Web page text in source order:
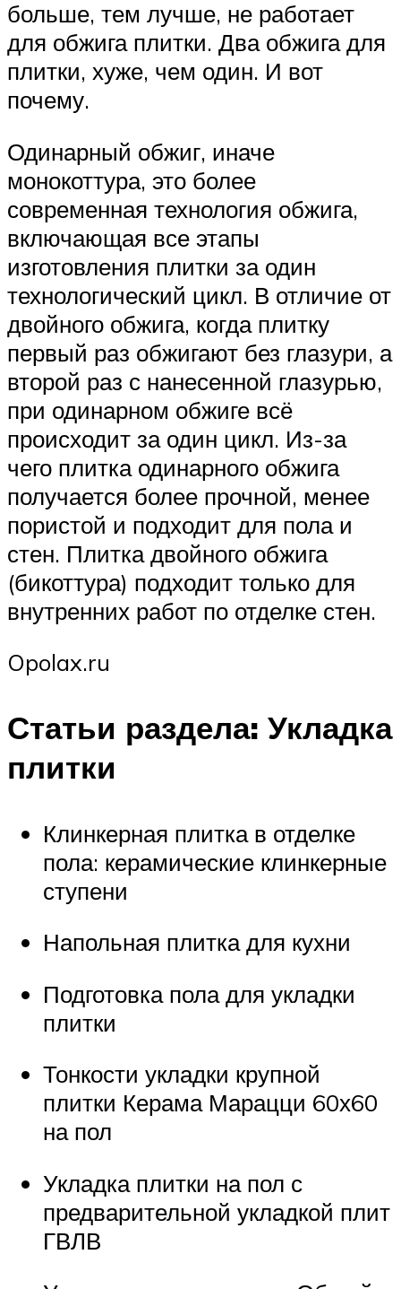
больше, тем лучше, не работает
для обжига плитки. Два обжига для
плитки, хуже, чем один. И вот
почему.
Одинарный обжиг, иначе
монокоттура, это более
современная технология обжига,
включающая все этапы
изготовления плитки за один
технологический цикл. В отличие от
двойного обжига, когда плитку
первый раз обжигают без глазури, а
второй раз с нанесенной глазурью,
при одинарном обжиге всё
происходит за один цикл. Из-за
чего плитка одинарного обжига
получается более прочной, менее
пористой и подходит для пола и
стен. Плитка двойного обжига
(бикоттура) подходит только для
внутренних работ по отделке стен.
Opolax.ru
Статьи раздела: Укладка
плитки
Клинкерная плитка в отделке
пола: керамические клинкерные
ступени
Напольная плитка для кухни
Подготовка пола для укладки
плитки
Тонкости укладки крупной
плитки Керама Марацци 60х60
на пол
Укладка плитки на пол с
предварительной укладкой плит
ГВЛВ